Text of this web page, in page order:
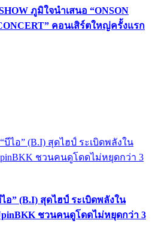
ภูมิใจนำเสนอ “ONSON
คอนเสิร์ตใหญ่ครั้งแรก
” (B.I) สุดไฮป์ ระเบิดพลังใน
ชวนคนดูโดดไม่หยุดกว่า 3